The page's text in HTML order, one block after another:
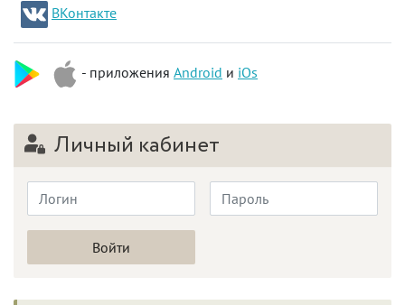
ВКонтакте
- приложения Android и iOs
Личный кабинет